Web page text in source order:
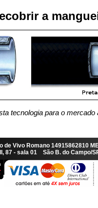
a
tecnologia para o
de Vivo Romano
87 - sala 01 São B. do